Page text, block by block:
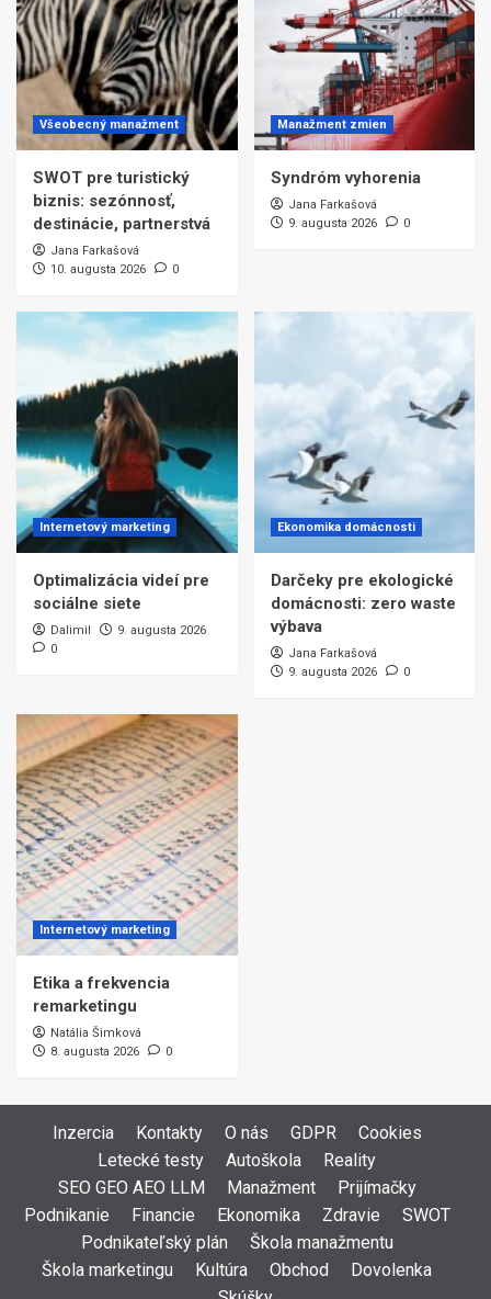
Všeobecný manažment
SWOT pre turistický
biznis: sezónnosť,
destinácie, partnerstvá
Jana Farkašová
10. augusta 2026
0
Manažment zmien
Syndróm vyhorenia
Jana Farkašová
9. augusta 2026
0
Internetový marketing
Optimalizácia videí pre
sociálne siete
Dalimil
9. augusta 2026
0
Ekonomika domácnosti
Darčeky pre ekologické
domácnosti: zero waste
výbava
Jana Farkašová
9. augusta 2026
0
Internetový marketing
Etika a frekvencia
remarketingu
Natália Šimková
8. augusta 2026
0
Inzercia Kontakty O nás GDPR
Cookies
Letecké testy
Autoškola
Reality
SEO GEO AEO LLM
Manažment
Prijímačky
Podnikanie
Financie Ekonomika Zdravie
SWOT
Podnikateľský plán
Škola manažmentu
Škola marketingu
Kultúra Obchod
Dovolenka